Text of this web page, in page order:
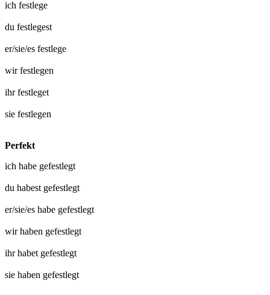
ich festlege
du festlegest
er/sie/es festlege
wirfestlegen
ihrfestleget
sie festlegen
Perfekt
ich habe gefestlegt
du habest gefestlegt
er/sie/es habe gefestlegt
wir haben gefestlegt
ihr habet gefestlegt
sie haben gefestlegt